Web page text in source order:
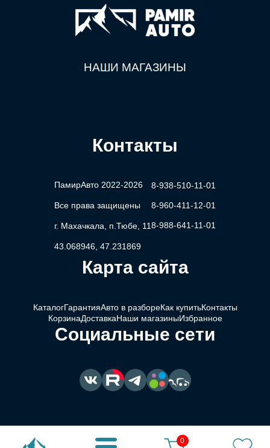
0
НАШИ МАГАЗИНЫ
Контакты
ПамирАвто 2022-2026
Все права защищены
г. Махачкала, п.Тюбе, 11
43.068946, 47.231869
8-938-510-11-01
8-960-411-12-01
8-988-641-11-01
Карта сайта
КаталогГарантияАвто в разбореКак купитьКонтакты
КорзинаДоставкаНаши магазиныИзбранное
Социальные сети